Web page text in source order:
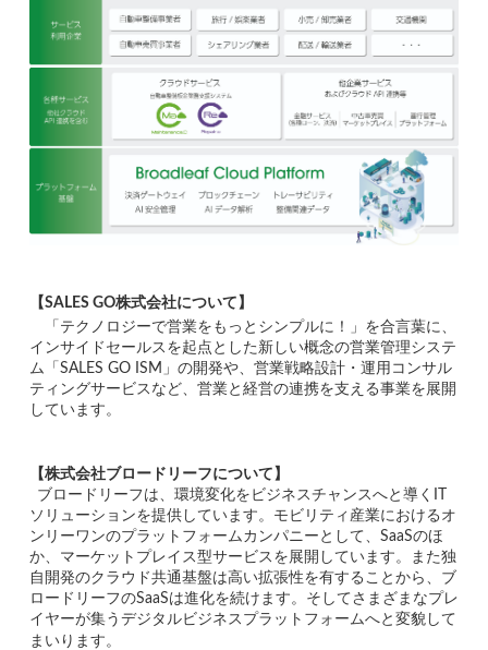
【SALES GO株式会社について】
「テクノロジーで営業をもっとシンプルに！」を合言葉に、
インサイドセールスを起点とした新しい概念の営業管理システ
ム「SALES GO ISM」の開発や、営業戦略設計・運用コンサル
ティングサービスなど、営業と経営の連携を支える事業を展開
しています。
【株式会社ブロードリーフについて】
ブロードリーフは、環境変化をビジネスチャンスへと導くIT
ソリューションを提供しています。モビリティ産業におけるオ
ンリーワンのプラットフォームカンパニーとして、SaaSのほ
か、マーケットプレイス型サービスを展開しています。また独
自開発のクラウド共通基盤は高い拡張性を有することから、ブ
ロードリーフのSaaSは進化を続けます。そしてさまざまなプレ
イヤーが集うデジタルビジネスプラットフォームへと変貌して
まいります。